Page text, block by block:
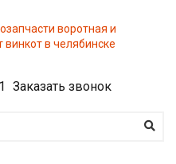
Заказать звонок